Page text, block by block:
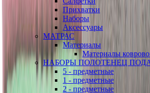
Прихватки
Наборы
Аксессуары
МАТРАС
Материалы
Материалы
НАБОРЫ ПОЛОТЕНЕЦ
5 - предметные
1 - предметные
2 - предметные